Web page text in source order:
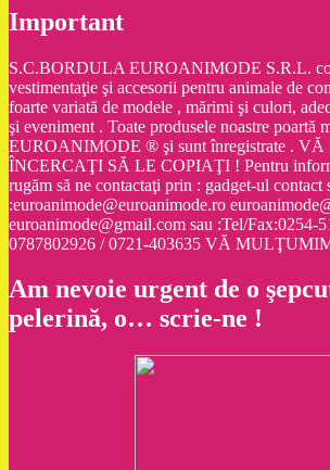
Important
S.C.BORDULA EUROANIMODE S.R.L.
vestimentaţie şi accesorii pentru animale de
foarte variată de modele , mărimi şi culori,
şi eveniment . Toate produsele noastre poartă
EUROANIMODE ® şi sunt înregistrate .
ÎNCERCAŢI SĂ LE COPIAŢI ! Pentru
rugăm să ne contactaţi prin : gadget-ul contact
:euroanimode@euroanimode.ro
euroanimode@gmail.com sau :Tel/Fax:0254-
0787802926 / 0721-403635 VĂ
Am nevoie urgent de o
pelerină, o… scrie-ne !